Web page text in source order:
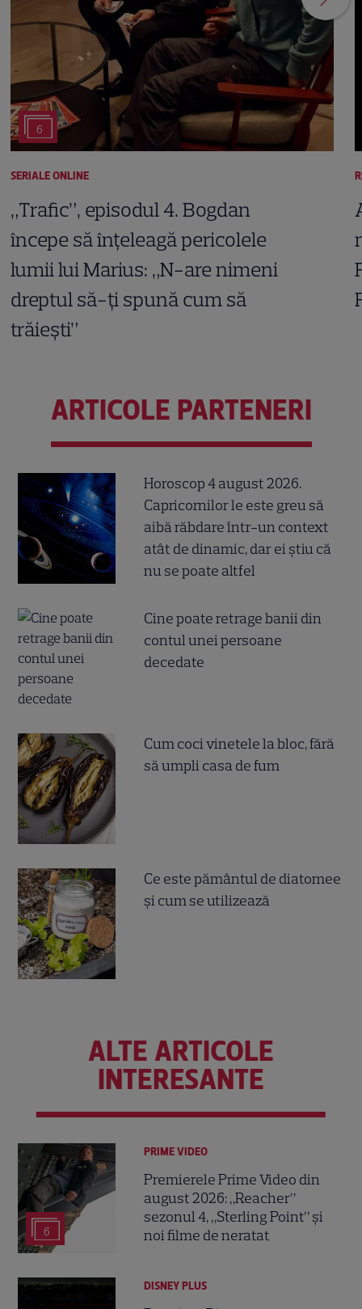
6
SERIALE ONLINE
„Trafic”, episodul 4. Bogdan
începe să înțeleagă pericolele
lumii lui Marius: „N-are nimeni
dreptul să-ți spună cum să
trăiești”
ARTICOLE PARTENERI
Horoscop 4 august 2026.
Capricornilor le este greu să
aibă răbdare într-un context
atât de dinamic, dar ei știu că
nu se poate altfel
Cine poate retrage banii din
contul unei persoane
decedate
Cum coci vinetele la bloc, fără
să umpli casa de fum
Ce este pământul de diatomee
și cum se utilizează
ALTE ARTICOLE
INTERESANTE
6
PRIME VIDEO
Premierele Prime Video din
august 2026: „Reacher”
sezonul 4, „Sterling Point” și
noi filme de neratat
DISNEY PLUS